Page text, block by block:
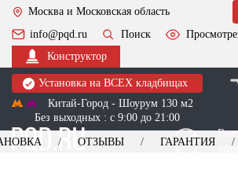
Москва и Московская область
info@pqd.ru
Поиск
Конструктор
Установка на ВСЕХ кладбищах
Китай-Город - Шоурум 130 м2
Без выходных : с 9:00 до 21:00
ОТЗЫВЫ ГАРАНТИЯ